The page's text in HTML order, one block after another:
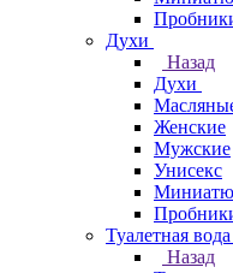
Духи
Назад
Духи
Женские
Мужские
Унисекс
Туалетная вода
Назад